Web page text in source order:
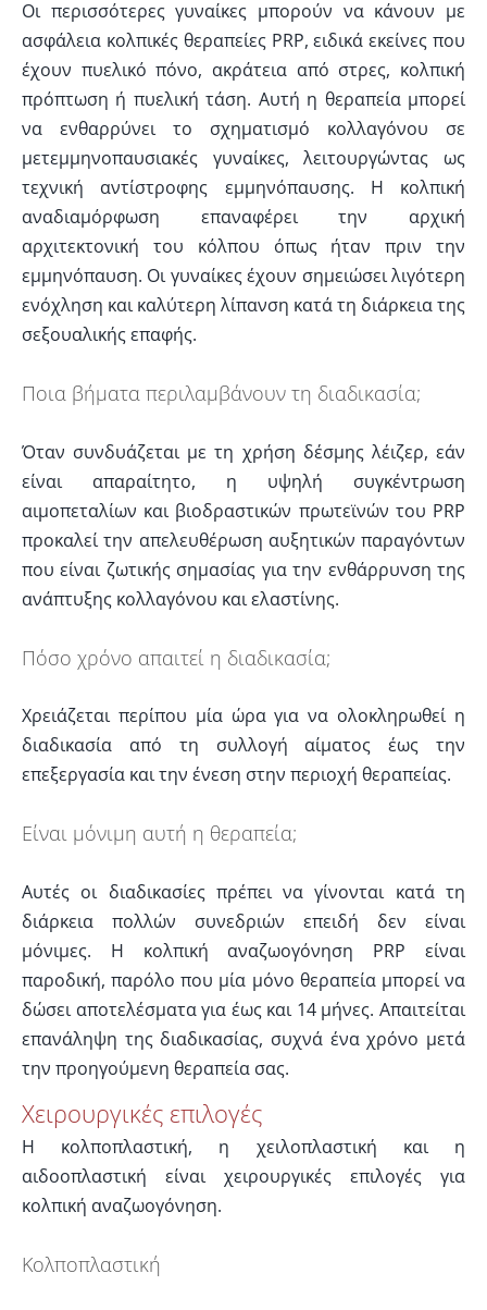
Οι περισσότερες γυναίκες μπορούν να κάνουν με
ασφάλεια κολπικές θεραπείες PRP, ειδικά εκείνες που
έχουν πυελικό πόνο, ακράτεια από στρες, κολπική
πρόπτωση ή πυελική τάση. Αυτή η θεραπεία μπορεί
να ενθαρρύνει το σχηματισμό κολλαγόνου σε
μετεμμηνοπαυσιακές γυναίκες, λειτουργώντας ως
τεχνική αντίστροφης εμμηνόπαυσης. Η κολπική
αναδιαμόρφωση επαναφέρει την αρχική
αρχιτεκτονική του κόλπου όπως ήταν πριν την
εμμηνόπαυση. Οι γυναίκες έχουν σημειώσει λιγότερη
ενόχληση και καλύτερη λίπανση κατά τη διάρκεια της
σεξουαλικής επαφής.
Ποια βήματα περιλαμβάνουν τη διαδικασία;
Όταν συνδυάζεται με τη χρήση δέσμης λέιζερ, εάν
είναι απαραίτητο, η υψηλή συγκέντρωση
αιμοπεταλίων και βιοδραστικών πρωτεϊνών του PRP
προκαλεί την απελευθέρωση αυξητικών παραγόντων
που είναι ζωτικής σημασίας για την ενθάρρυνση της
ανάπτυξης κολλαγόνου και ελαστίνης.
Πόσο χρόνο απαιτεί η διαδικασία;
Χρειάζεται περίπου μία ώρα για να ολοκληρωθεί η
διαδικασία από τη συλλογή αίματος έως την
επεξεργασία και την ένεση στην περιοχή θεραπείας.
Είναι μόνιμη αυτή η θεραπεία;
Αυτές οι διαδικασίες πρέπει να γίνονται κατά τη
διάρκεια πολλών συνεδριών επειδή δεν είναι
μόνιμες. Η κολπική αναζωογόνηση PRP είναι
παροδική, παρόλο που μία μόνο θεραπεία μπορεί να
δώσει αποτελέσματα για έως και 14 μήνες. Απαιτείται
επανάληψη της διαδικασίας, συχνά ένα χρόνο μετά
την προηγούμενη θεραπεία σας.
Χειρουργικές επιλογές
Η κολποπλαστική, η χειλοπλαστική και η
αιδοοπλαστική είναι χειρουργικές επιλογές για
κολπική αναζωογόνηση.
Κολποπλαστική